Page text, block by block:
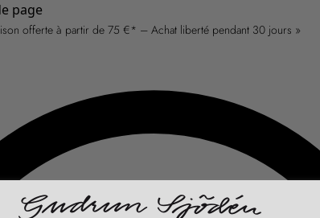
page
offerte à partir de 75 €* – Achat liberté pendant 30 jours »